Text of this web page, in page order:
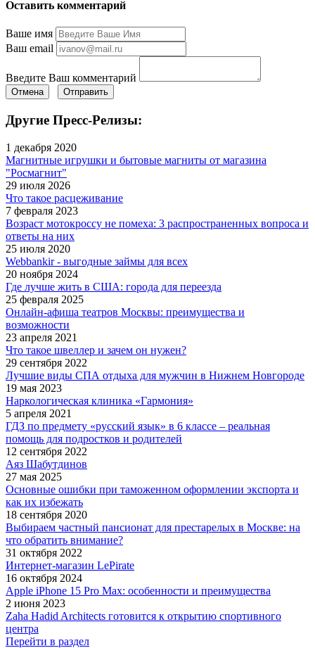
Оставить комментарий
Ваше имя
Ваш email
Введите Ваш комментарий
Отмена Отправить
Другие Пресс-Релизы:
1 декабря 2020
Магнитные игрушки и бытовые магниты от магазина
"Росмагнит"
29 июля 2026
Что такое расцеживание
7 февраля 2023
Возраст мотокроссу не помеха: 3 распространенных вопроса и
ответы на них
25 июля 2020
Webbankir - выгодные займы для всех
20 ноября 2024
Где лучше жить в США: города для переезда
25 февраля 2025
Онлайн-афиша театров Москвы: преимущества и
возможности
23 апреля 2021
Что такое швеллер и зачем он нужен?
29 сентября 2022
Лучшие виды СПА отдыха для мужчин в Нижнем Новгороде
19 мая 2023
Наркологическая клиника «Гармония»
5 апреля 2021
ГДЗ по предмету «русский язык» в 6 классе – реальная
помощь для подростков и родителей
12 сентября 2022
Аяз Шабутдинов
27 мая 2025
Основные ошибки при таможенном оформлении экспорта и
как их избежать
18 сентября 2020
Выбираем частный пансионат для престарелых в Москве: на
что обратить внимание?
31 октября 2022
Интернет-магазин LePirate
16 октября 2024
Apple iPhone 15 Pro Max: особенности и преимущества
2 июня 2023
Zaha Hadid Architects готовится к открытию спортивного
центра
Перейти в раздел